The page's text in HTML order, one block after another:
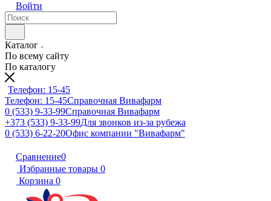
Войти
Каталог
По всему сайту
По каталогу
Телефон: 15-45
Телефон: 15-45Справочная Вивафарм
0 (533) 9-33-99Справочная Вивафарм
+373 (533) 9-33-99Для звонков из-за рубежа
0 (533) 6-22-20Офис компании "Вивафарм"
Сравнение0
Избранные товары 0
Корзина 0